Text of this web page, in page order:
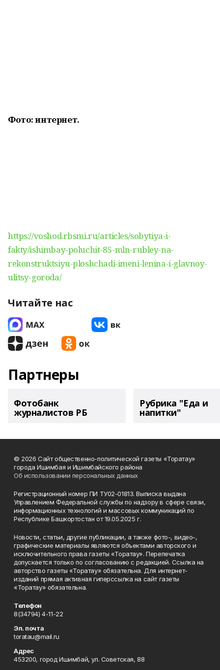
Фото: интернет.
https://voshod.rbsmi.ru/articles/sobytiya-i-
fakty/ishimbay-poluchit-85-mln-rubley-na-
rekonstruktsiyu-ploshchadi-imeni-lenina-i-glavnoy-
ulitsy-goroda/
Читайте нас
Партнеры
Фотобанк
журналистов РБ
Рубрика "Еда и
напитки"
© 2026 Сайт общественно-политической газеты «Торатау»
города Ишимбая и Ишимбайского района
Об использовании персональных данных
Регистрационный номер ПИ ТУ02-01813. Выписка выдана
Управлением Федеральной службы по надзору в сфере связи,
информационных технологий и массовых коммуникаций по
Республике Башкортостан от 19.05.2025 г.
Новости, статьи, другие публикации, а также фото-, видео-,
графические материалы являются объектами авторского и
исключительного права газеты «Торатау». Перепечатка
допускается только по согласованию с редакцией. Ссылка на
авторство газеты «Торатау» обязательна. Для интернет-
изданий прямая активная гиперссылка на сайт газеты
«Торатау» обязательна.
Телефон
8(34794) 4-11-22
Эл. почта
toratau@mail.ru
Адрес
453200, город Ишимбай, ул. Советская, 88